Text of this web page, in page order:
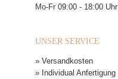
Mo-Fr 09:00 - 18:00 Uhr
UNSER SERVICE
» Versandkosten
» Individual Anfertigung